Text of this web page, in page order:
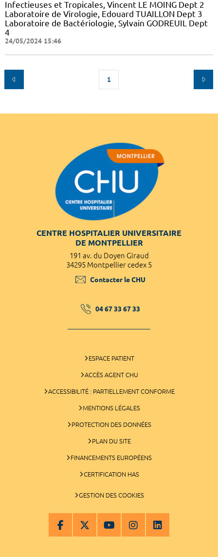
Infectieuses et Tropicales, Vincent LE MOING Dept 2
Laboratoire de Virologie, Edouard TUAILLON Dept 3
Laboratoire de Bactériologie, Sylvain GODREUIL Dept
4
24/05/2024 15:46
1
CENTRE HOSPITALIER UNIVERSITAIRE
DE MONTPELLIER
191 av. du Doyen Giraud
34295 Montpellier cedex 5
Contacter le CHU
04 67 33 67 33
ESPACE PATIENT
ACCÈS AGENT CHU
ACCESSIBILITÉ : PARTIELLEMENT CONFORME
MENTIONS LÉGALES
PROTECTION DES DONNÉES
PLAN DU SITE
FINANCEMENTS EUROPÉENS
CERTIFICATION HAS
GESTION DES COOKIES